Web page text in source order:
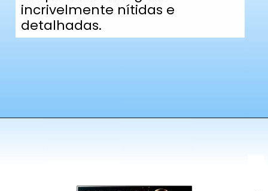
incrivelmente nítidas e
detalhadas.